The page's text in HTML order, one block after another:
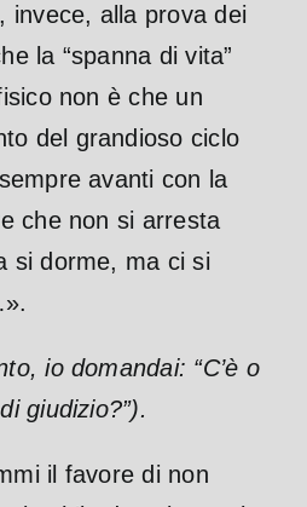
invece, alla prova dei
la “spanna di vita”
non è che un
del grandioso ciclo
avanti con la
che non si arresta
si dorme, ma ci si
io domandai: “C’è o
giudizio?”).
il favore di non